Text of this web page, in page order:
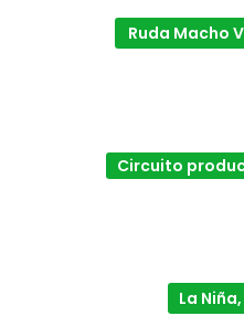
Ruda Macho
Circuito
La